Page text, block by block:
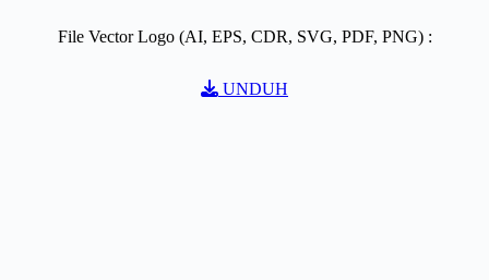
File Vector Logo (AI, EPS, CDR, SVG, PDF, PNG) :
UNDUH